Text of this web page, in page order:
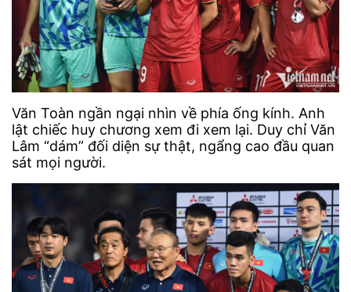
Văn Toàn ngần ngại nhìn về phía ống kính. Anh
lật chiếc huy chương xem đi xem lại. Duy chỉ Văn
Lâm “dám” đối diện sự thật, ngẩng cao đầu quan
sát mọi người.